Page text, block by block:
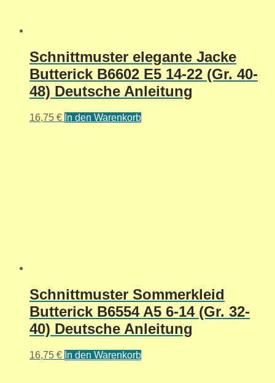
Schnittmuster elegante Jacke
Butterick B6602 E5 14-22 (Gr. 40-
48) Deutsche Anleitung
16,75 € In den Warenkorb
Schnittmuster Sommerkleid
Butterick B6554 A5 6-14 (Gr. 32-
40) Deutsche Anleitung
16,75 € In den Warenkorb